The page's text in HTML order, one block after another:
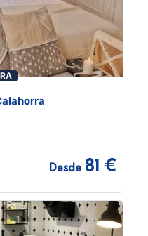
Desde 81 €